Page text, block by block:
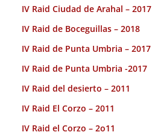
IV Raid Ciudad de Arahal – 2017
IV Raid de Boceguillas – 2018
IV Raid de Punta Umbria – 2017
IV Raid de Punta Umbria -2017
IV Raid del desierto – 2011
IV Raid El Corzo – 2011
IV Raid el Corzo – 2o11